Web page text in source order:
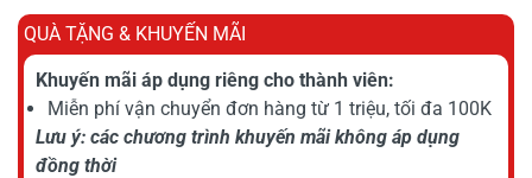
QUÀ TẶNG & KHUYẾN MÃI
Khuyến mãi áp dụng riêng cho thành viên:
Miễn phí vận chuyển đơn hàng từ 1 triệu, tối đa 100K
Lưu ý: các chương trình khuyến mãi không áp dụng
đồng thời